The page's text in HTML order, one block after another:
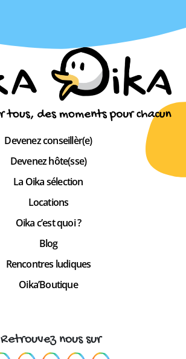
Devenez conseillèr(e)
Devenez hôte(sse)
La Oika sélection
Locations
Oika c’est quoi ?
Blog
Rencontres ludiques
Oika’Boutique
Retrouvez nous sur